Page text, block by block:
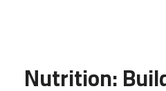
Nutrition: